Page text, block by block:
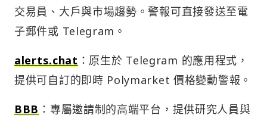
交易員、大戶與市場趨勢。警報可直接發送至電
子郵件或 Telegram。
alerts.chat：原生於 Telegram 的應用程式，
提供可自訂的即時 Polymarket 價格變動警報。
BBB ：專屬邀請制的高端平台，提供研究人員與